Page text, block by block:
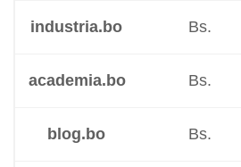
industria.bo Bs.
academia.bo Bs.
blog.bo Bs.